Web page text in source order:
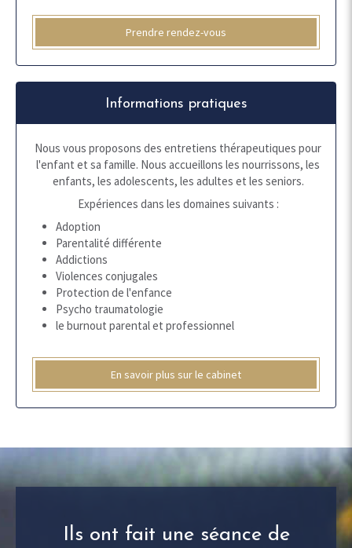
Prendre rendez-vous
Informations pratiques
Nous vous proposons des entretiens thérapeutiques pour
l'enfant et sa famille. Nous accueillons les nourrissons, les
enfants, les adolescents, les adultes et les seniors.
Expériences dans les domaines suivants :
Adoption
Parentalité différente
Addictions
Violences conjugales
Protection de l'enfance
Psycho traumatologie
le burnout parental et professionnel
En savoir plus sur le cabinet
Ils ont fait une séance de